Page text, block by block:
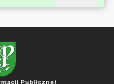
Publicznej